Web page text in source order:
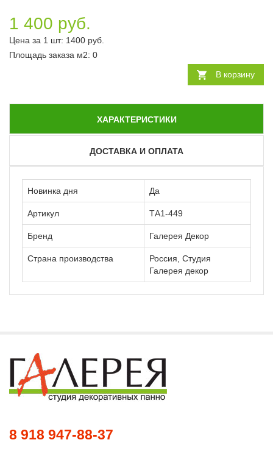
1 400 руб.
Цена за 1 шт: 1400 руб.
Площадь заказа м2: 0
В корзину
ХАРАКТЕРИСТИКИ
ДОСТАВКА И ОПЛАТА
Новинка дня Да
Артикул ТА1-449
Бренд Галерея Декор
Страна производства
Россия, Студия
Галерея декор
8 918 947-88-37